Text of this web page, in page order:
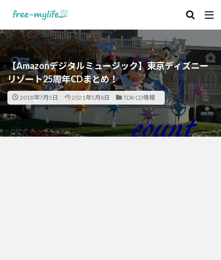
【Amazonデジタルミュージック】東京ディズニー
リゾート25周年CDまとめ！
2018年7月5日 2021年5月8日 TDR CD情報